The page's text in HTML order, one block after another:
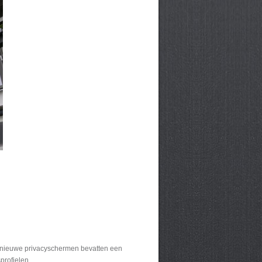
privacyschermen bevatten een